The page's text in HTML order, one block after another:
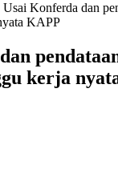
Usai Konferda dan
KAPP
kerja